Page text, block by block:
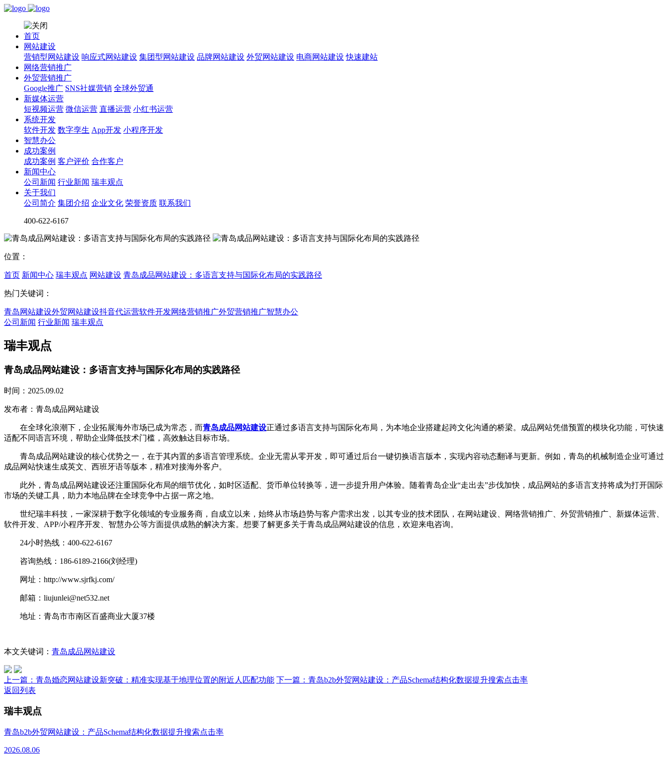
首页
网站建设
营销型网站建设 响应式网站建设 集团型网站建设 品牌网站建设 外贸网站建设 电商网站建设 快速建站
网络营销推广
外贸营销推广
Google推广 SNS社媒营销 全球外贸通
新媒体运营
短视频运营 微信运营 直播运营 小红书运营
系统开发
软件开发 数字孪生 App开发 小程序开发
智慧办公
成功案例
成功案例 客户评价 合作客户
新闻中心
公司新闻 行业新闻 瑞丰观点
关于我们
公司简介 集团介绍 企业文化 荣誉资质 联系我们
400-622-6167
位置：
首页 新闻中心 瑞丰观点 网站建设 青岛成品网站建设：多语言支持与国际化布局的实践路径
热门关键词：
青岛网站建设外贸网站建设抖音代运营软件开发网络营销推广外贸营销推广智慧办公
公司新闻 行业新闻 瑞丰观点
瑞丰观点
青岛成品网站建设：多语言支持与国际化布局的实践路径
时间：2025.09.02
发布者：青岛成品网站建设
在全球化浪潮下，企业拓展海外市场已成为常态，而青岛成品网站建设正通过多语言支持与国际化布局，为本地企业搭建起跨文化沟通的桥梁。成品网站凭借预置的模块化功能，可快速
适配不同语言环境，帮助企业降低技术门槛，高效触达目标市场。
青岛成品网站建设的核心优势之一，在于其内置的多语言管理系统。企业无需从零开发，即可通过后台一键切换语言版本，实现内容动态翻译与更新。例如，青岛的机械制造企业可通过
成品网站快速生成英文、西班牙语等版本，精准对接海外客户。
此外，青岛成品网站建设还注重国际化布局的细节优化，如时区适配、货币单位转换等，进一步提升用户体验。随着青岛企业“走出去”步伐加快，成品网站的多语言支持将成为打开国际
市场的关键工具，助力本地品牌在全球竞争中占据一席之地。
世纪瑞丰科技，一家深耕于数字化领域的专业服务商，自成立以来，始终从市场趋势与客户需求出发，以其专业的技术团队，在网站建设、网络营销推广、外贸营销推广、新媒体运营、
软件开发、APP/小程序开发、智慧办公等方面提供成熟的解决方案。想要了解更多关于青岛成品网站建设的信息，欢迎来电咨询。
24小时热线：400-622-6167
咨询热线：186-6189-2166(刘经理)
网址：http://www.sjrfkj.com/
邮箱：liujunlei@net532.net
地址：青岛市市南区百盛商业大厦37楼
本文关键词： 青岛成品网站建设
上一篇： 青岛婚恋网站建设新突破：精准实现基于地理位置的附近人匹配功能 下一篇： 青岛b2b外贸网站建设：产品Schema结构化数据提升搜索点击率
返回列表
瑞丰观点
青岛b2b外贸网站建设：产品Schema结构化数据提升搜索点击率
2026.08.06